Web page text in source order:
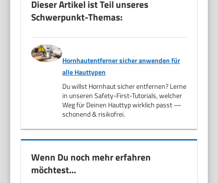
Dieser Artikel ist Teil unseres
Schwerpunkt-Themas:
Hornhautentferner sicher anwenden für
alle Hauttypen
Du willst Hornhaut sicher entfernen? Lerne
in unseren Safety-First-Tutorials, welcher
Weg für Deinen Hauttyp wirklich passt —
schonend & risikofrei.
Wenn Du noch mehr erfahren
möchtest…